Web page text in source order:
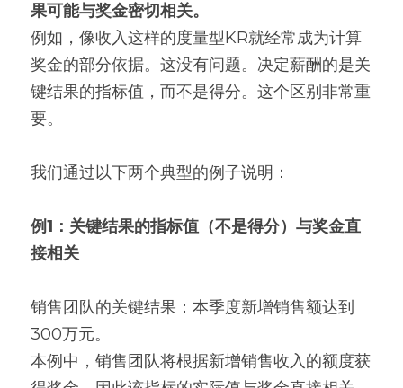
果可能与奖金密切相关。
例如，像收入这样的度量型KR就经常成为计算
奖金的部分依据。这没有问题。决定薪酬的是关
键结果的指标值，而不是得分。这个区别非常重
要。
我们通过以下两个典型的例子说明：
例1：关键结果的指标值（不是得分）与奖金直
接相关
销售团队的关键结果：本季度新增销售额达到
300万元。
本例中，销售团队将根据新增销售收入的额度获